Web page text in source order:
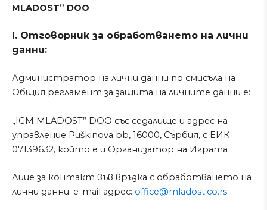
MLADOST” DOO
I. Отговорник за обработването на лични
данни:
Администратор на лични данни по смисъла на
Общия регламент за защита на личните данни е:
„IGM MLADOST” DOO със седалище и адрес на
управление Puškinova bb, 16000, Сърбия, с ЕИК
07139632, който е и Организатор на Играта
Лице за контакт във връзка с обработването на
лични данни: e-mail адрес: office@mladost.co.rs